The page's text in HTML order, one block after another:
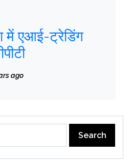
में एआई-ट्रेडिंग
ago